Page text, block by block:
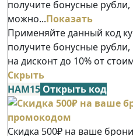
получите бонусные
можно...Показать
Применяйте данный код
получите бонусные
на дисконт до 10% от
Скрыть
НАМ15 Открыть код
Скидка 500₽ на ваше